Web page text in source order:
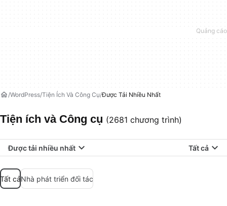
WordPress Tiện Ích Và Công Cụ Được Tải Nhiều Nhất
Tiện ích và Công cụ (2681 chương trình)
Được tải nhiều nhất Tất cả
Tất cảNhà phát triển đối tác